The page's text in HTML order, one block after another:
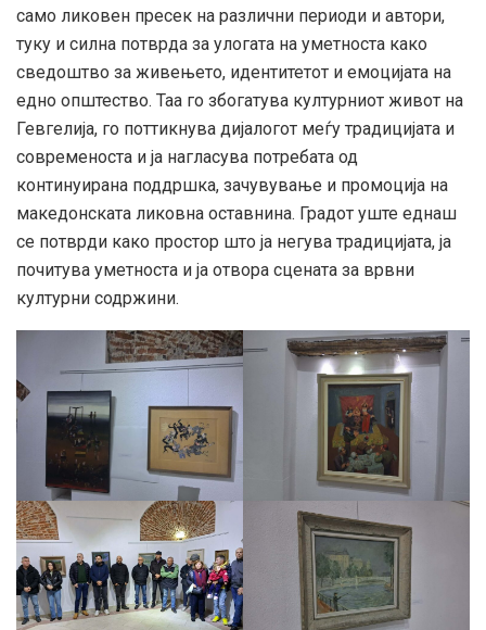
само ликовен пресек на различни периоди и автори,
туку и силна потврда за улогата на уметноста како
сведоштво за живењето, идентитетот и емоцијата на
едно општество. Таа го збогатува културниот живот на
Гевгелија, го поттикнува дијалогот меѓу традицијата и
современоста и ја нагласува потребата од
континуирана поддршка, зачувување и промоција на
македонската ликовна оставнина. Градот уште еднаш
се потврди како простор што ја негува традицијата, ја
почитува уметноста и ја отвора сцената за врвни
културни содржини.